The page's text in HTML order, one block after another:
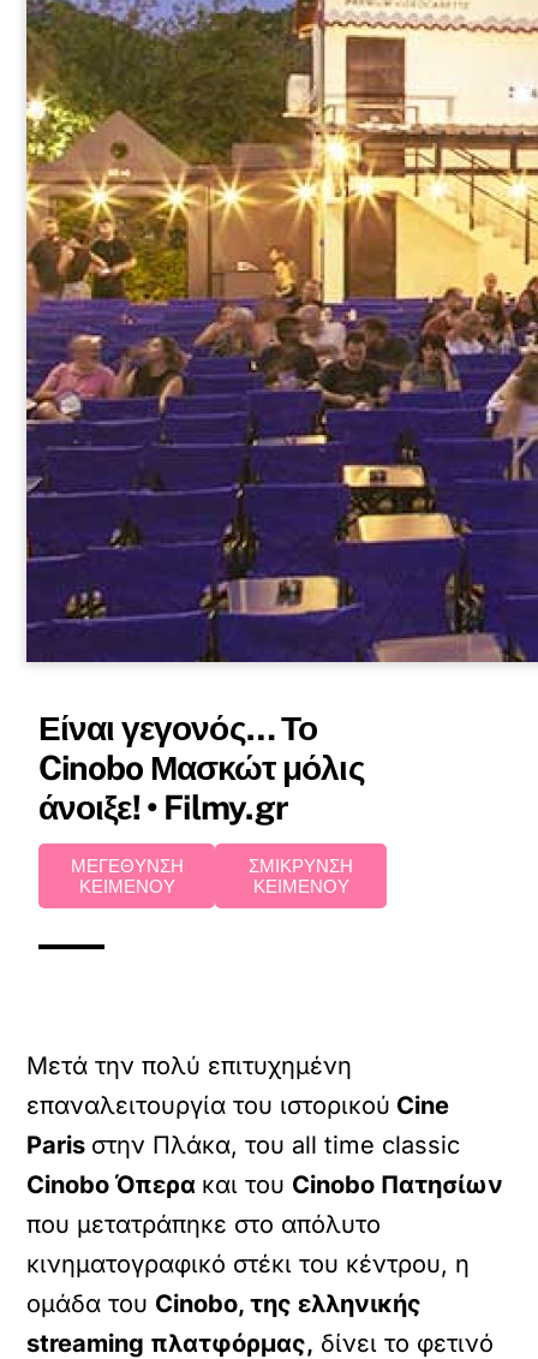
Είναι γεγονός… Το
Cinobo Μασκώτ μόλις
άνοιξε! • Filmy.gr
ΜΕΓΕΘΥΝΣΗ
ΚΕΙΜΕΝΟΥ
ΣΜΙΚΡΥΝΣΗ
ΚΕΙΜΕΝΟΥ
Μετά την πολύ επιτυχημένη
επαναλειτουργία του ιστορικού Cine
Paris στην Πλάκα, του all time classic
Cinobo Όπερα και του Cinobo Πατησίων
που μετατράπηκε στο απόλυτο
κινηματογραφικό στέκι του κέντρου, η
ομάδα του Cinobo, της ελληνικής
streaming πλατφόρμας, δίνει το φετινό